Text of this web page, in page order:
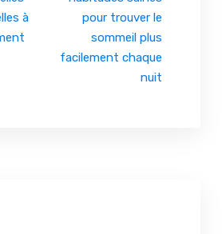
à
pour trouver le
sommeil plus
facilement chaque
nuit